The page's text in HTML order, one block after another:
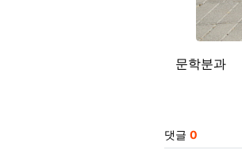
문학분과
댓글 0